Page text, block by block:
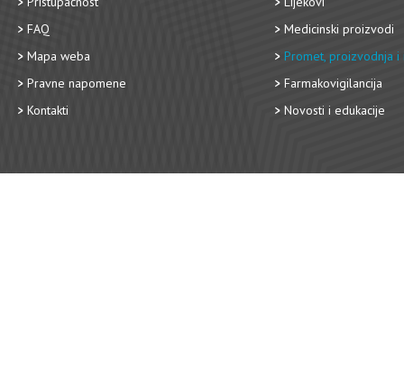
FAQ
Mapa weba
Pravne napomene
Kontakti
Medicinski proizvodi
Promet, proizvodnja i
Farmakovigilancija
Novosti i edukacije